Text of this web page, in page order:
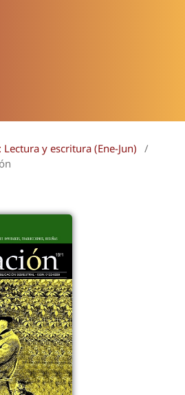
y escritura (Ene-Jun)
/